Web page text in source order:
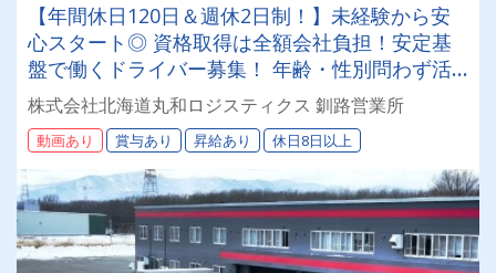
【年間休日120日＆週休2日制！】未経験から安
心スタート◎ 資格取得は全額会社負担！安定基
盤で働くドライバー募集！ 年齢・性別問わず活
躍できるお仕事です✨
株式会社北海道丸和ロジスティクス 釧路営業所
動画あり 賞与あり 昇給あり 休日8日以上